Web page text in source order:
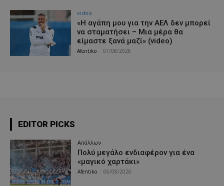
video
«Η αγάπη μου για την ΑΕΛ δεν μπορεί
να σταματήσει – Μια μέρα θα
είμαστε ξανά μαζί» (video)
Afentiko 07/08/2026
EDITOR PICKS
Απόλλων
Πολύ μεγάλο ενδιαφέρον για ένα
«μαγικό χαρτάκι»
Afentiko 06/08/2026